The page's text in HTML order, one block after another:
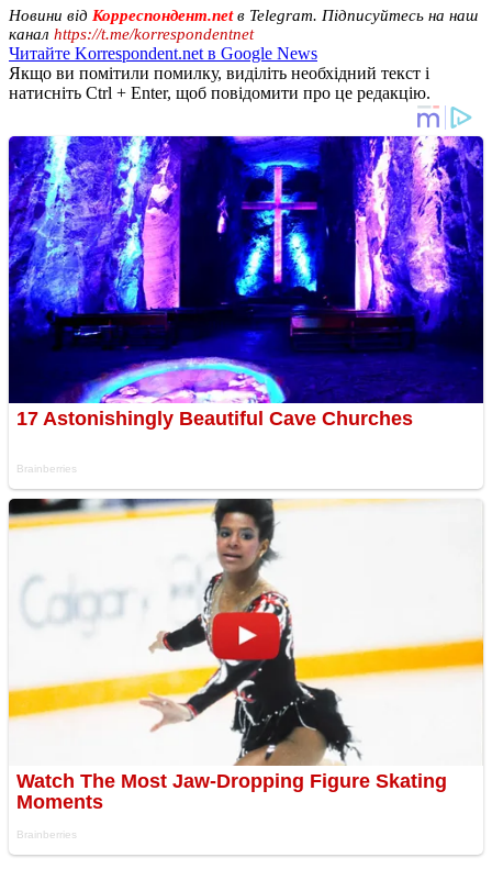
Новини від Корреспондент.netв Telegram. Підписуйтесь на наш
канал https://t.me/korrespondentnet
Читайте Korrespondent.net в Google News
Якщо ви помітили помилку, виділіть необхідний текст і
натисніть Ctrl + Enter, щоб повідомити про це редакцію.